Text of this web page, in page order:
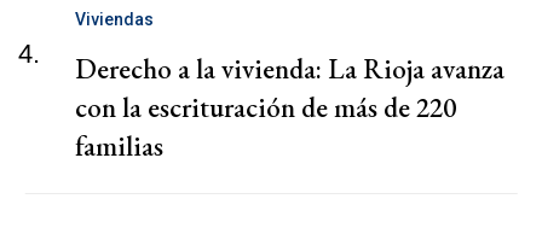
4.
Viviendas
Derecho a la vivienda: La Rioja avanza
con la escrituración de más de 220
familias